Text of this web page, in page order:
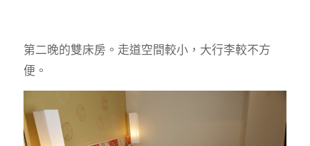
第二晚的雙床房。走道空間較小，大行李較不方
便。